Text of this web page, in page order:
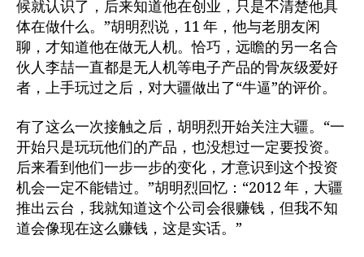
候就认识了，后来知道他在创业，只是不清楚他具
体在做什么。”胡明烈说，11 年，他与老朋友闲
聊，才知道他在做无人机。恰巧，远瞻的另一名合
伙人李喆一直都是无人机等电子产品的骨灰级爱好
者，上手玩过之后，对大疆做出了“牛逼”的评价。
有了这么一次接触之后，胡明烈开始关注大疆。“一
开始只是玩玩他们的产品，也没想过一定要投资。
后来看到他们一步一步的变化，才意识到这个投资
机会一定不能错过。”胡明烈回忆：“2012 年，大疆
推出云台，我就知道这个公司会很赚钱，但我不知
道会像现在这么赚钱，这是实话。”